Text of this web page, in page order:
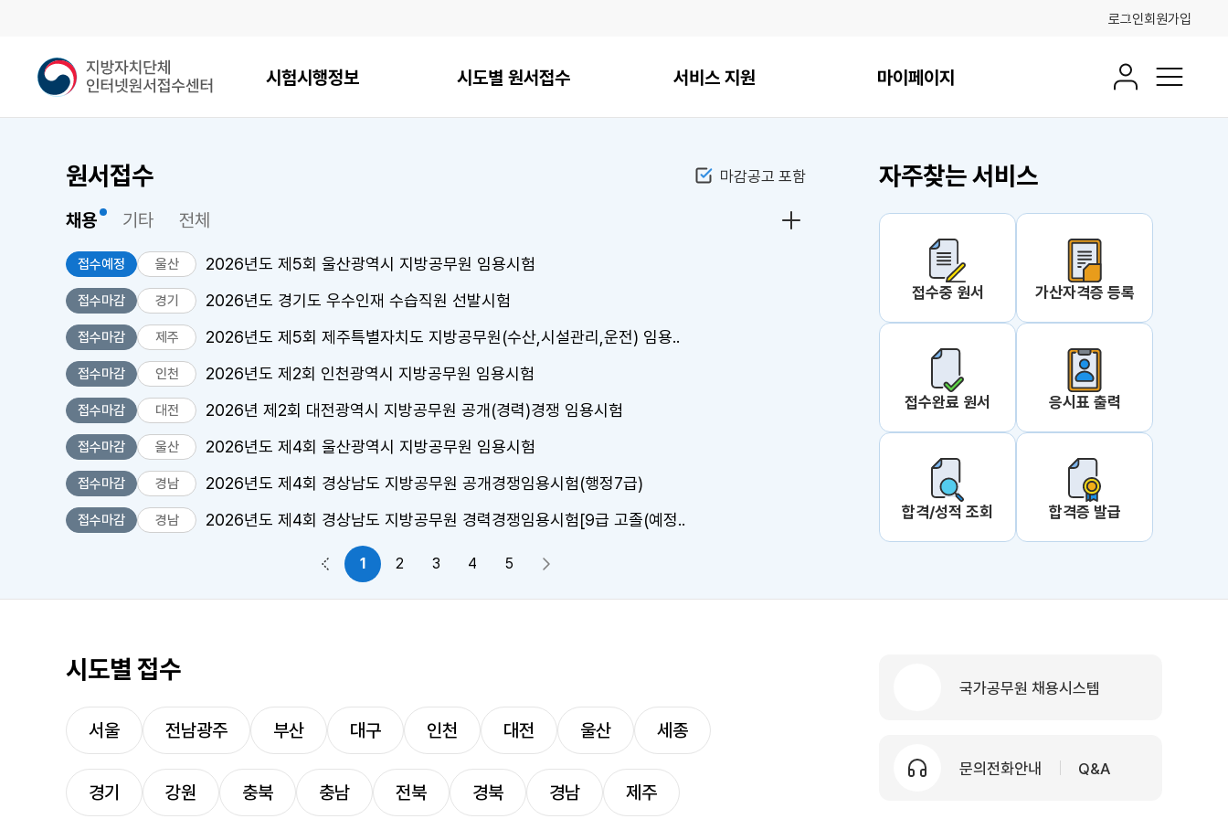
로그인회원가입
지
방
메인메뉴
시험시행정보 시도별 원서접수 서비스 지원 마이페이지 회원정보전체메뉴
원서접수
채용 기타 전체
접수예정 울산 2026년도 제5회 울산광역시 지방공무원 임용시험
접수마감 경기 2026년도 경기도 우수인재 수습직원 선발시험
접수마감 제주 2026년도 제5회 제주특별자치도 지방공무원(수산,시설관리,운전) 임용..
접수마감 인천 2026년도 제2회 인천광역시 지방공무원 임용시험
접수마감 대전 2026년 제2회 대전광역시 지방공무원 공개(경력)경쟁 임용시험
접수마감 울산 2026년도 제4회 울산광역시 지방공무원 임용시험
접수마감 경남 2026년도 제4회 경상남도 지방공무원 공개경쟁임용시험(행정7급)
접수마감 경남 2026년도 제4회 경상남도 지방공무원 경력경쟁임용시험[9급 고졸(예정..
이전 페이지
1 2 3 4 5
다음 페이지
마감공고 포함
채용 더보기
자주찾는 서비스
접수중 원서 가산자격증 등록
접수완료 원서 응시표 출력
합격/성적 조회 합격증 발급
시도별 접수
서울 전남광주 부산 대구 인천 대전 울산 세종
경기 강원 충북 충남 전북 경북 경남 제주
국가공무원 채용시스템
문의전화안내 Q&A